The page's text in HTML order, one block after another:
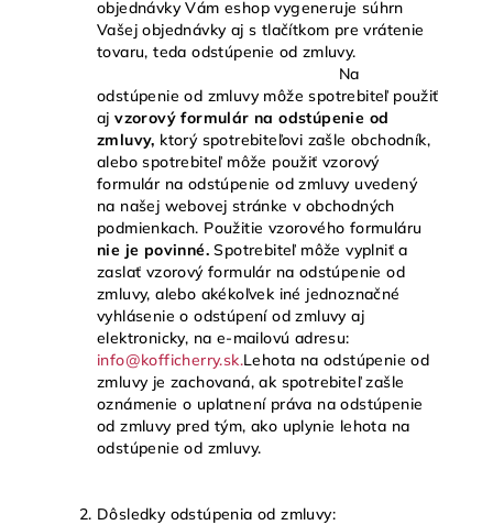
objednávky Vám eshop vygeneruje súhrn
Vašej objednávky aj s tlačítkom pre vrátenie
tovaru, teda odstúpenie od zmluvy.
Na
odstúpenie od zmluvy môže spotrebiteľ použiť
ajvzorový formulár na odstúpenie od
zmluvy, ktorý spotrebiteľovi zašle obchodník,
alebo spotrebiteľ môže použiť vzorový
formulár na odstúpenie od zmluvy uvedený
na našej webovej stránke v obchodných
podmienkach. Použitie vzorového formuláru
nie je povinné. Spotrebiteľ môže vyplniť a
zaslať vzorový formulár na odstúpenie od
zmluvy, alebo akékoľvek iné jednoznačné
vyhlásenie o odstúpení od zmluvy aj
elektronicky, na e-mailovú adresu:
info@kofficherry.sk.Lehota na odstúpenie od
zmluvy je zachovaná, ak spotrebiteľ zašle
oznámenie o uplatnení práva na odstúpenie
od zmluvy pred tým, ako uplynie lehota na
odstúpenie od zmluvy.
Dôsledky odstúpenia od zmluvy: